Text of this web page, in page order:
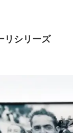
リシリーズ